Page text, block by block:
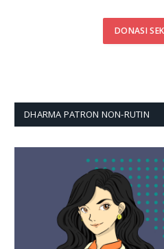
DONASI
DHARMA PATRON NON-RUTIN